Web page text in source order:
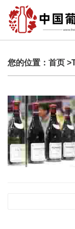
您的位置： 首页